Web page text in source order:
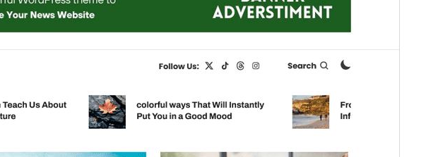
ခွဲ (Child Theme) ဖြစ်ပါသည်။
လက်ရှိအသုံးပြုနေသော တပ်ဆင်မှုများ
WordPress ဗားရှင်း
PHP ဗားရှင်း